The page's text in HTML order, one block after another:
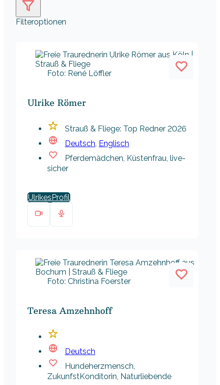
Filteroptionen
Foto: René Löffler
Ulrike Römer
Strauß & Fliege: Top Redner 2026
Deutsch, Englisch
Pferdemädchen, Küstenfrau, live-
sicher
Ulrikes
Foto: Christina Foerster
Teresa Amzehnhoff
Deutsch
Hundeherzmensch,
ZukunfstKonditorin, Naturliebende